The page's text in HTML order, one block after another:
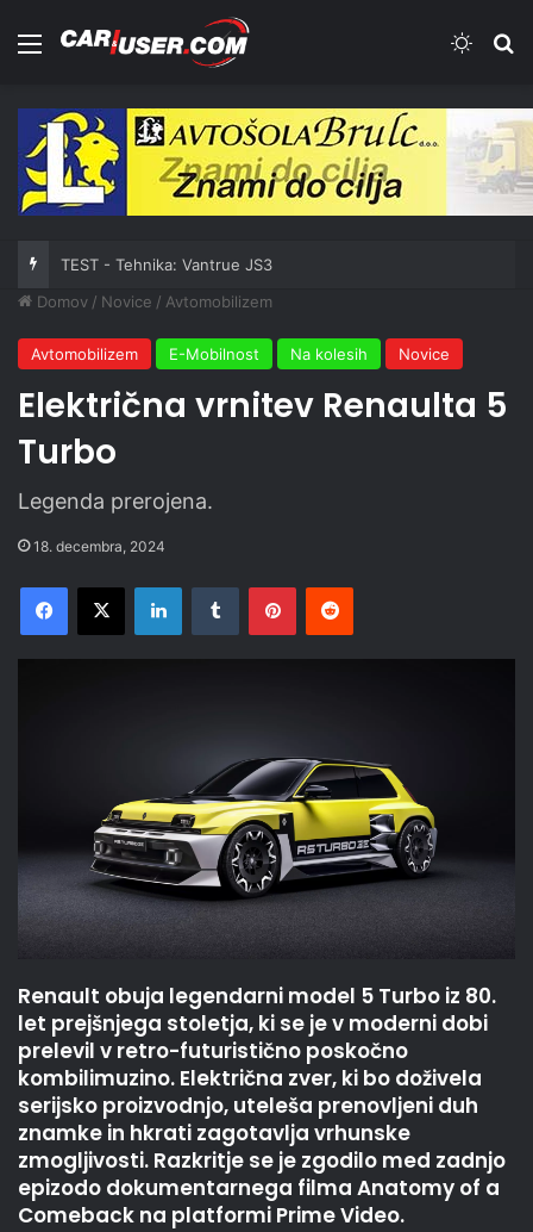
Meni
TEST - Tehnika: Vantrue JS3
Domov / Novice / Avtomobilizem
Avtomobilizem E-Mobilnost Na kolesih Novice
Električna vrnitev Renaulta 5
Turbo
Legenda prerojena.
18. decembra, 2024
Facebook
X LinkedInTumblr PinterestReddit
Renault obuja legendarni model 5 Turbo iz 80.
let prejšnjega stoletja, ki se je v moderni dobi
prelevil v retro-futuristično poskočno
kombilimuzino. Električna zver, ki bo doživela
serijsko proizvodnjo, uteleša prenovljeni duh
znamke in hkrati zagotavlja vrhunske
zmogljivosti. Razkritje se je zgodilo med zadnjo
epizodo dokumentarnega filma Anatomy of a
Comeback na platformi Prime Video.